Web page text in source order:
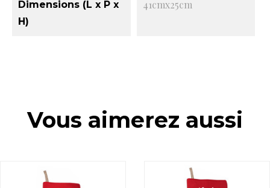
Dimensions (L x P x
H)
41cmx25cm
Vous aimerez aussi